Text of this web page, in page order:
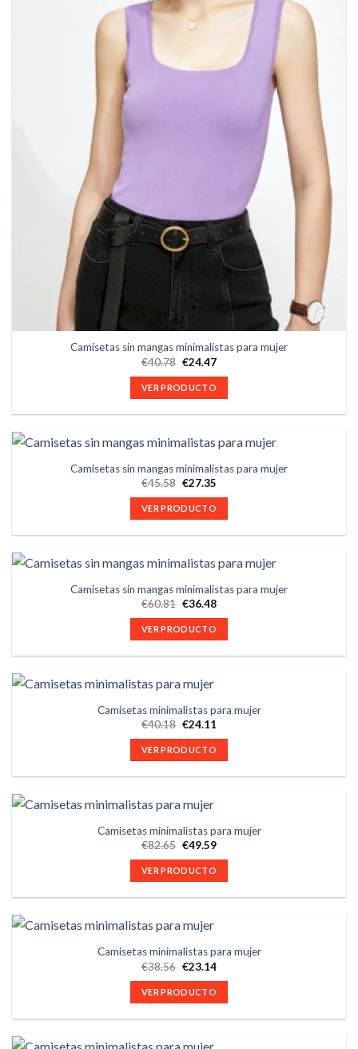
Camisetas sin mangas minimalistas para mujer
€40.78 €24.47
VER PRODUCTO
Camisetas sin mangas minimalistas para mujer
€45.58 €27.35
VER PRODUCTO
Camisetas sin mangas minimalistas para mujer
€60.81 €36.48
VER PRODUCTO
Camisetas minimalistas para mujer
€40.18 €24.11
VER PRODUCTO
Camisetas minimalistas para mujer
€82.65 €49.59
VER PRODUCTO
Camisetas minimalistas para mujer
€38.56 €23.14
VER PRODUCTO